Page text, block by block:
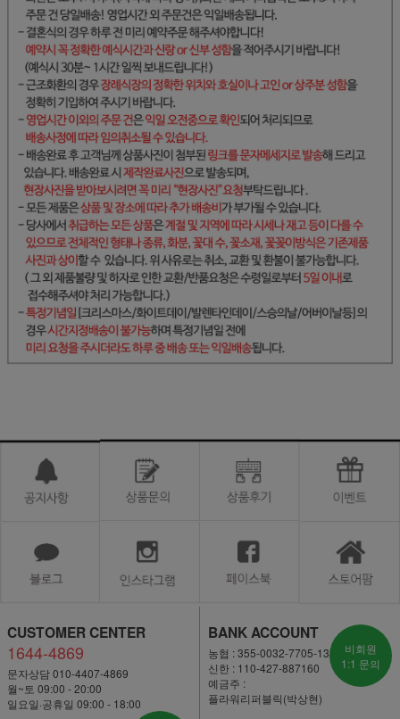
CUSTOMER CENTER
1644-4869
문자상담 010-4407-4869
월~토 09:00 - 20:00
일요일·공휴일 09:00 - 18:00
BANK ACCOUNT
농협 : 355-0032-7705-13
신한 : 110-427-887160
예금주 :
플라워리퍼블릭(박상현)
비회원
1:1 문의